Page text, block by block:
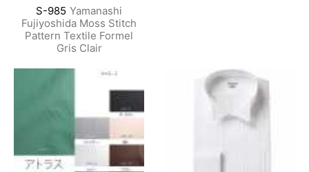
S-985 Yamanashi
Fujiyoshida Moss Stitch
Pattern Textile Formel
Gris Clair